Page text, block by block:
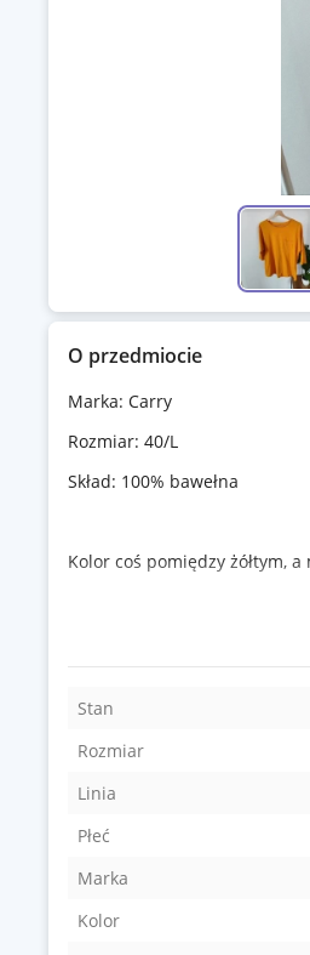
O przedmiocie
Marka: Carry
Rozmiar: 40/L
Skład: 100% bawełna
Kolor coś pomiędzy żółtym,
gul yellow bluzka bluzeczka
majicaskapuljačom
Stan
Rozmiar
Linia
Płeć
Marka
Kolor